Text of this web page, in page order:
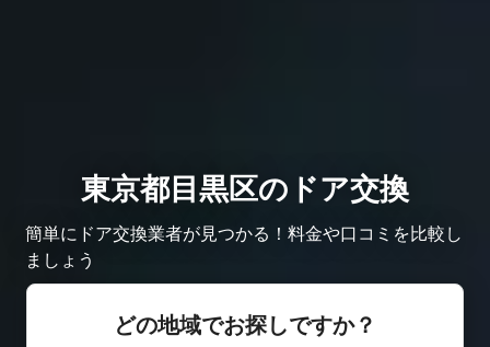
東京都目黒区のドア交換
簡単にドア交換業者が見つかる！料金や口コミを比較し
ましょう
どの地域でお探しですか？